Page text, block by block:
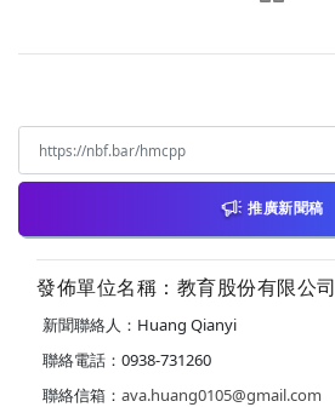
推廣新聞稿
發佈單位名稱：教育股份有限公司
新聞聯絡人：Huang Qianyi
聯絡電話：0938-731260
聯絡信箱： ava.huang0105@gmail.com